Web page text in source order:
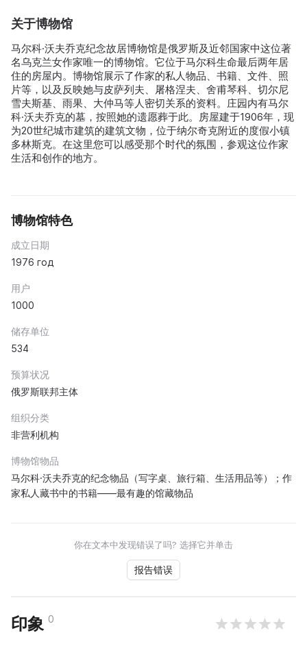
关于博物馆
马尔科·沃夫乔克纪念故居博物馆是俄罗斯及近邻国家中这位著
名乌克兰女作家唯一的博物馆。它位于马尔科生命最后两年居
住的房屋内。博物馆展示了作家的私人物品、书籍、文件、照
片等，以及反映她与皮萨列夫、屠格涅夫、舍甫琴科、切尔尼
雪夫斯基、雨果、大仲马等人密切关系的资料。庄园内有马尔
科·沃夫乔克的墓，按照她的遗愿葬于此。房屋建于1906年，现
为20世纪城市建筑的建筑文物，位于纳尔奇克附近的度假小镇
多林斯克。在这里您可以感受那个时代的氛围，参观这位作家
生活和创作的地方。
博物馆特色
成立日期
1976 год
用户
1000
储存单位
534
预算状况
俄罗斯联邦主体
组织分类
非营利机构
博物馆物品
马尔科·沃夫乔克的纪念物品（写字桌、旅行箱、生活用品等）；作
家私人藏书中的书籍——最有趣的馆藏物品
你在文本中发现错误了吗? 选择它并单击
报告错误
印象 0